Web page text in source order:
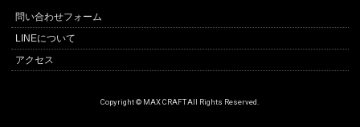
問い合わせフォーム
LINEについて
アクセス
Copyright © MAX CRAFT All Rights Reserved.